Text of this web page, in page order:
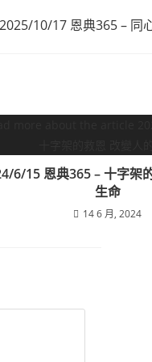
2025/10/17 恩典365 – 同
6/15 恩典365 – 十字架
生命
14 6 月, 2024